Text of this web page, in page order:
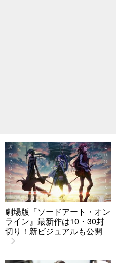
劇場版『ソードアート・オン
ライン』最新作は10・30封
切り！新ビジュアルも公開